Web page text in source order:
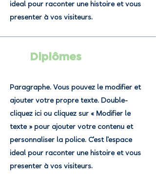
idéal pour raconter une histoire et vous
présenter à vos visiteurs.
Diplômes
Paragraphe. Vous pouvez le modifier et
ajouter votre propre texte. Double-
cliquez ici ou cliquez sur « Modifier le
texte » pour ajouter votre contenu et
personnaliser la police. C'est l'espace
idéal pour raconter une histoire et vous
présenter à vos visiteurs.